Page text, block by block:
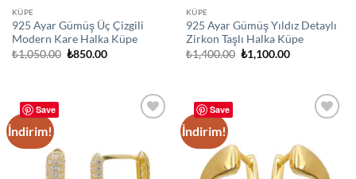
KÜPE
925 Ayar Gümüş Üç Çizgili
Modern Kare Halka Küpe
₺1,050.00 Orijinal
₺850.00Şu
KÜPE
925 Ayar Gümüş Yıldız Detaylı
Zirkon Taşlı Halka Küpe
₺1,400.00 Orijinal
fiyat:
₺1,100.00Şu
Save
İndirim!
Save
İndirim!